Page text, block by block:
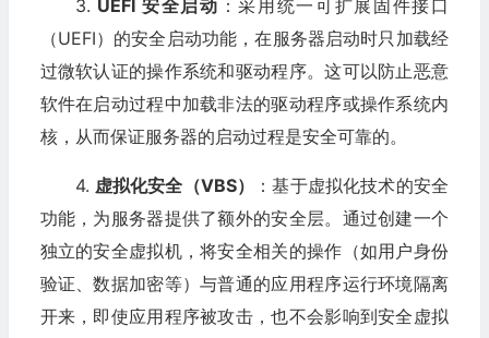
3. UEFI 安全启动 ：采用统一可扩展固件接口
（UEFI）的安全启动功能，在服务器启动时只加载经
过微软认证的操作系统和驱动程序。这可以防止恶意
软件在启动过程中加载非法的驱动程序或操作系统内
核，从而保证服务器的启动过程是安全可靠的。
4. 虚拟化安全（VBS）
：基于虚拟化技术的安全
功能，为服务器提供了额外的安全层。通过创建一个
独立的安全虚拟机，将安全相关的操作（如用户身份
验证、数据加密等）与普通的应用程序运行环境隔离
开来，即使应用程序被攻击，也不会影响到安全虚拟